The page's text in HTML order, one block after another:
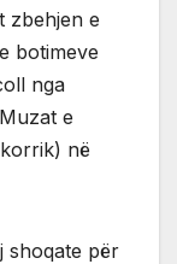
zbehjen e
botimeve
nga
e
në
shoqate për